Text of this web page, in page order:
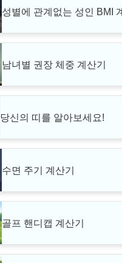
성별에 관계없는 성인 BMI
남녀별 권장 체중 계산기
당신의 띠를 알아보세요!
수면 주기 계산기
골프 핸디캡 계산기